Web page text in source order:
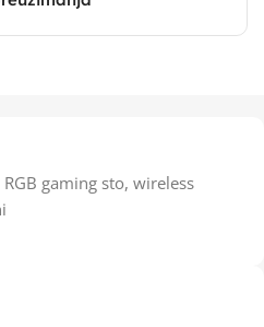
gaming sto, wireless